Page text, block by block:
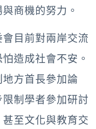
商機的努力。
目前對兩岸交流
造成社會不安。
方首長參加論
制學者參加研討
至文化與教育交